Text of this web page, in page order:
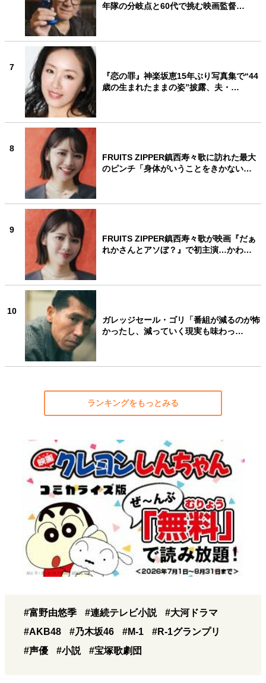
年隊の分岐点と60代で挑む映画監督…
7
『恋の罪』神楽坂恵15年ぶり写真集で“44
歳の生まれたままの姿”披露、夫・…
8
FRUITS ZIPPER鎮西寿々歌に訪れた最大
のピンチ「身体がいうことをきかない…
9
FRUITS ZIPPER鎮西寿々歌が映画『だぁ
れかさんとアソぼ？』で初主演…かわ…
10
ガレッジセール・ゴリ「番組が減るのが怖
かったし、減っていく現実も味わっ…
ランキングをもっとみる
#富野由悠季 #連続テレビ小説
#大河ドラマ
#AKB48
#乃木坂46 #M-1
#R-1グランプリ
#声優
#小説 #宝塚歌劇団